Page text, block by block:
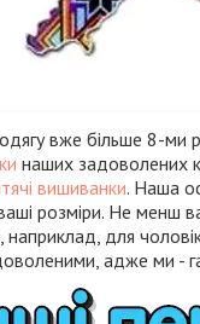
вже більше 8-ми
наших задоволених
вишиванки. Наша
розміри. Не менш
наприклад, для
адже ми -